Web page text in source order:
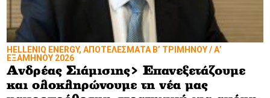
HELLENIQ ENERGY, ΑΠΟΤΕΛΕΣΜΑΤΑ Β’ ΤΡΙΜΗΝΟΥ / Α’
ΕΞΑΜΗΝΟΥ 2026
Ανδρέας Σιάμισιης> Επανεξετάζουμε
και ολοκληρώνουμε τη νέα μας